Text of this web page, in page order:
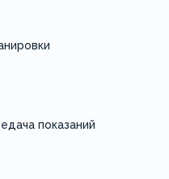
показаний